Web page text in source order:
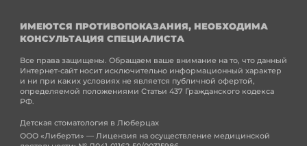
ИМЕЮТСЯ ПРОТИВОПОКАЗАНИЯ, НЕОБХОДИМА
КОНСУЛЬТАЦИЯ СПЕЦИАЛИСТА
Все права защищены. Обращаем ваше внимание на то, что данный
Интернет-сайт носит исключительно информационный характер
и ни при каких условиях не является публичной офертой,
определяемой положениями Статьи 437 Гражданского кодекса
РФ.
Детская стоматология в Люберцах
ООО «Либерти» — Лицензия на осуществление медицинской